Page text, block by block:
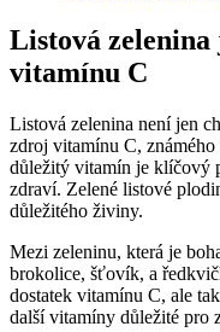
Listová
vitamínu C
Listová zelenina není jen
zdroj vitamínu C,
důležitý vitamín je klíčový
zdraví. Zelené listové
důležitého živiny.
Mezi zeleninu, která je
brokolice, šťovík, a
dostatek vitamínu C, ale
další vitamíny důležité pro